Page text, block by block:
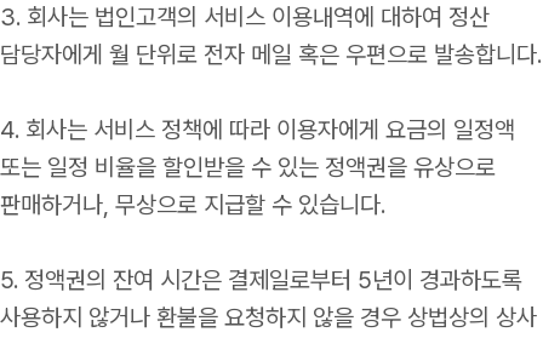
3. 회사는 법인고객의 서비스 이용내역에 대하여 정산
담당자에게 월 단위로 전자 메일 혹은 우편으로 발송합니다.
4. 회사는 서비스 정책에 따라 이용자에게 요금의 일정액
또는 일정 비율을 할인받을 수 있는 정액권을 유상으로
판매하거나, 무상으로 지급할 수 있습니다.
5. 정액권의 잔여 시간은 결제일로부터 5년이 경과하도록
사용하지 않거나 환불을 요청하지 않을 경우 상법상의 상사